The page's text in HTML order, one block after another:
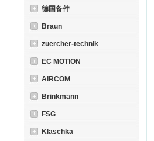
德国备件
Braun
zuercher-technik
EC MOTION
AIRCOM
Brinkmann
FSG
Klaschka